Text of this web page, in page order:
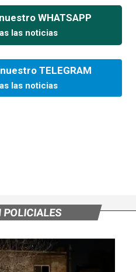
WHATSAPP
las noticias
TELEGRAM
las noticias
POLICIALES